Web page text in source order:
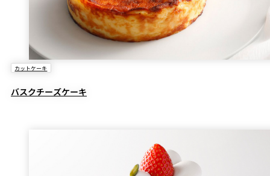
カットケーキ
バスクチーズケーキ